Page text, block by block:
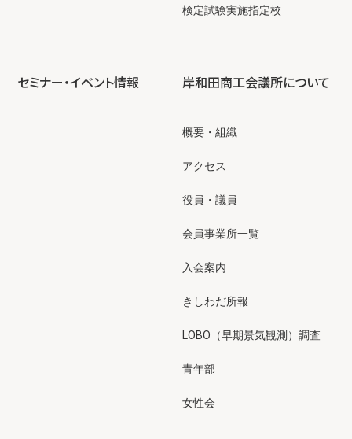
検定試験実施指定校
セミナー・イベント情報 岸和田商工会議所について
概要・組織
アクセス
役員・議員
会員事業所一覧
入会案内
きしわだ所報
LOBO（早期景気観測）調査
青年部
女性会